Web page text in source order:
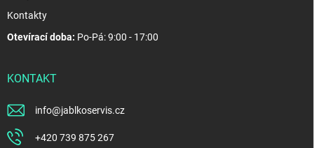
Kontakty
Otevírací doba: Po-Pá: 9:00 - 17:00
KONTAKT
info@jablkoservis.cz
+420 739 875 267